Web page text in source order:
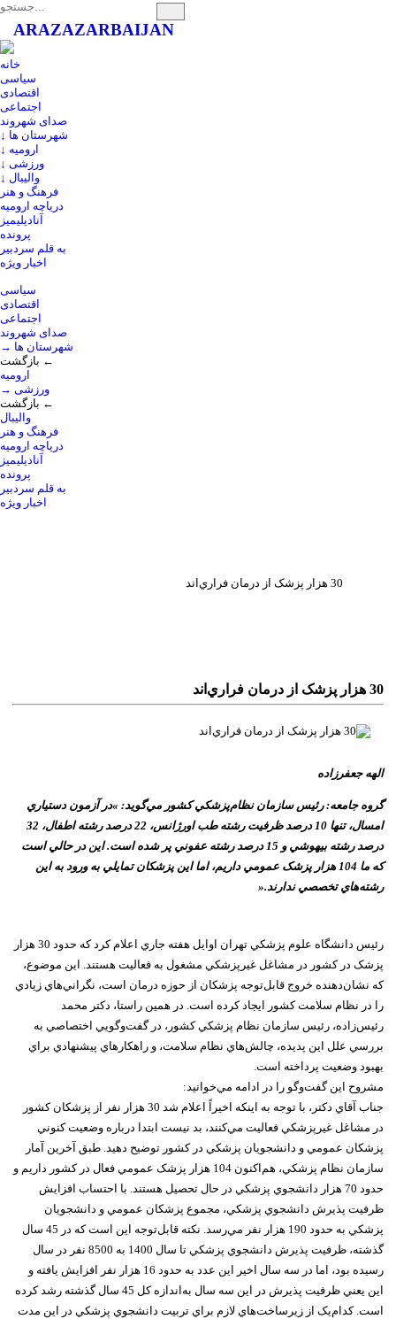
ARAZAZARBAIJAN
خانه
سیاسی
اقتصادی
اجتماعی
صدای شهروند
↓ شهرستان ها
↓ ارومیه
↓ ورزشی
↓ والیبال
فرهنگ و هنر
دریاچه ارومیه
آنادیلیمیز
پرونده
به قلم سردبیر
اخبار ویژه
سیاسی
اقتصادی
اجتماعی
صدای شهروند
→ شهرستان ها
بازگشت ←
ارومیه
→ ورزشی
بازگشت ←
والیبال
فرهنگ و هنر
دریاچه ارومیه
آنادیلیمیز
پرونده
به قلم سردبیر
اخبار ویژه
30 هزار پزشک از درمان فراري‌اند
30 هزار پزشک از درمان فراري‌اند
الهه جعفرزاده
گروه جامعه: رئيس سازمان نظام‌پزشکي کشور مي‌گويد: »در آزمون دستياري
امسال، تنها 10 درصد ظرفيت رشته طب اورژانس، 22 درصد رشته اطفال، 32
درصد رشته بيهوشي و 15 درصد رشته عفوني پر شده است. اين در حالي است
که ما 104 هزار پزشک عمومي داريم، اما اين پزشکان تمايلي به ورود به اين
رشته‌هاي تخصصي ندارند.«
رئيس دانشگاه علوم پزشکي تهران اوايل هفته جاري اعلام کرد که حدود 30 هزار
پزشک در کشور در مشاغل غيرپزشکي مشغول به فعاليت هستند. اين موضوع،
که نشان‌دهنده خروج قابل‌توجه پزشکان از حوزه درمان است، نگراني‌هاي زيادي
را در نظام سلامت کشور ايجاد کرده است. در همين راستا، دکتر محمد
رئيس‌زاده، رئيس سازمان نظام پزشکي کشور، در گفت‌وگويي اختصاصي به
بررسي علل اين پديده، چالش‌هاي نظام سلامت، و راهکارهاي پيشنهادي براي
بهبود وضعيت پرداخته است.
مشروح اين گفت‌وگو را در ادامه مي‌خوانيد:
جناب آقاي دکتر، با توجه به اينکه اخيراً اعلام شد 30 هزار نفر از پزشکان کشور
در مشاغل غيرپزشکي فعاليت مي‌کنند، بد نيست ابتدا درباره وضعيت کنوني
پزشکان عمومي و دانشجويان پزشکي در کشور توضيح دهيد. طبق آخرين آمار
سازمان نظام پزشکي، هم‌اکنون 104 هزار پزشک عمومي فعال در کشور داريم و
حدود 70 هزار دانشجوي پزشکي در حال تحصيل هستند. با احتساب افزايش
ظرفيت پذيرش دانشجوي پزشکي، مجموع پزشکان عمومي و دانشجويان
پزشکي به حدود 190 هزار نفر مي‌رسد. نکته قابل‌توجه اين است که در 45 سال
گذشته، ظرفيت پذيرش دانشجوي پزشکي تا سال 1400 به 8500 نفر در سال
رسيده بود، اما در سه سال اخير اين عدد به حدود 16 هزار نفر افزايش يافته و
اين يعني ظرفيت پذيرش در اين سه سال به‌اندازه کل 45 سال گذشته رشد کرده
است. کدام‌يک از زيرساخت‌هاي لازم براي تربيت دانشجوي پزشکي در اين مدت